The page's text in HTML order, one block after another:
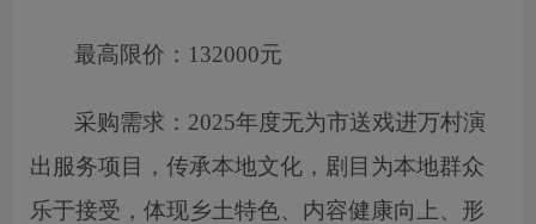
最高限价： 132000元
采购需求： 2025年度无为市送戏进万村演
出服务项目
， 传承本地文化，剧目为本地群众
乐于接受，体现乡土特色、内容健康向上、形